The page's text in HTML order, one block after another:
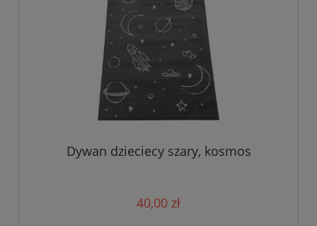
Dywan dzieciecy szary, kosmos
40,00 zł